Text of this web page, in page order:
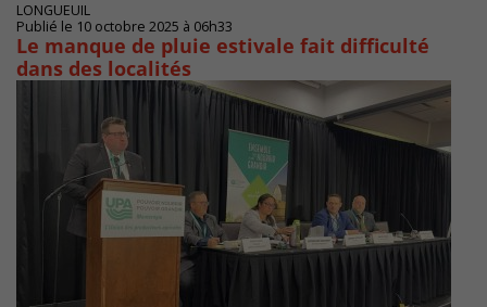
LONGUEUIL
Publié le 10 octobre 2025 à 06h33
Le manque de pluie estivale fait difficulté
dans des localités